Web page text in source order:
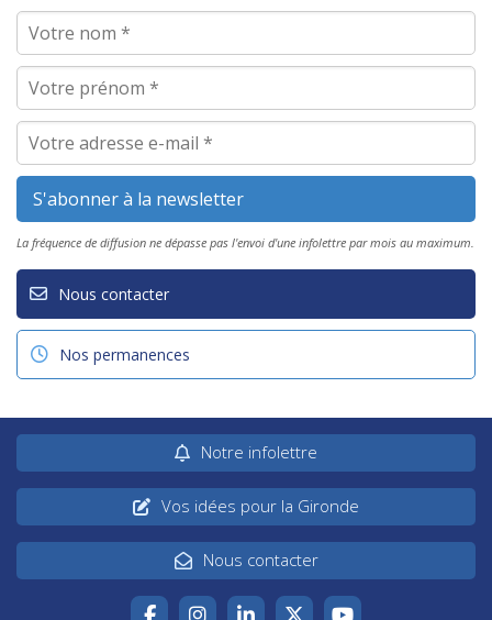
La fréquence de diffusion ne dépasse pas l'envoi d'une infolettre par mois au maximum.
Nous contacter
Nos permanences
Notre infolettre
Vos idées pour la Gironde
Nous contacter